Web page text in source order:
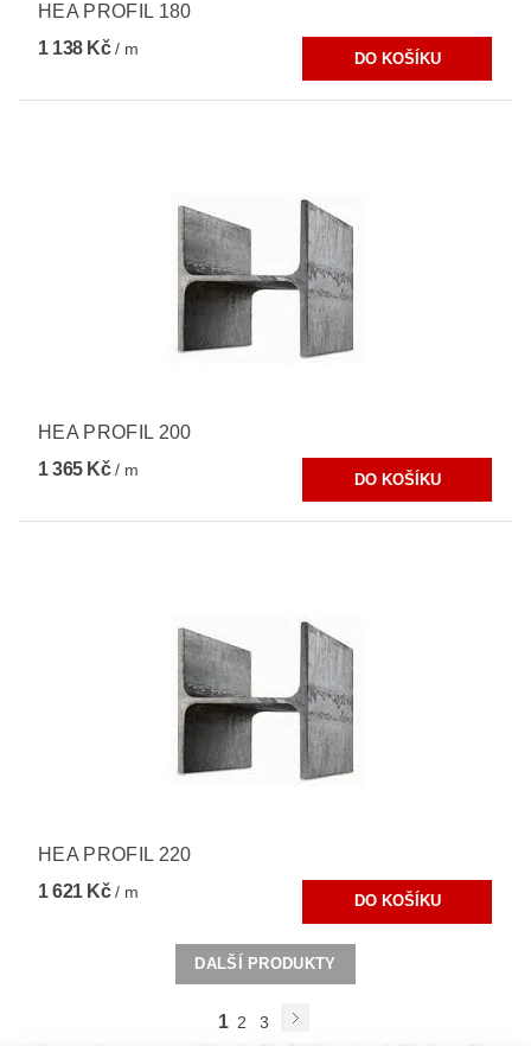
HEA PROFIL 180
1 138 Kč/ m
HEA PROFIL 200
1 365 Kč/ m
HEA PROFIL 220
1 621 Kč/ m
DALŠÍ PRODUKTY
1 2 3